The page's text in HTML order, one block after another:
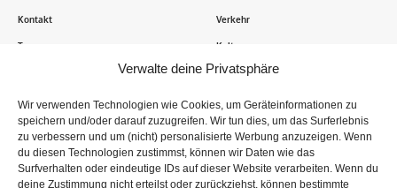
Verwalte deine Privatsphäre
Wir verwenden Technologien wie Cookies, um Geräteinformationen zu
speichern und/oder darauf zuzugreifen. Wir tun dies, um das Surferlebnis
zu verbessern und um (nicht) personalisierte Werbung anzuzeigen. Wenn
du diesen Technologien zustimmst, können wir Daten wie das
Surfverhalten oder eindeutige IDs auf dieser Website verarbeiten. Wenn du
deine Zustimmung nicht erteilst oder zurückziehst, können bestimmte
Kontakt
Transparenz
Verkehr
Kultur
Tausende Stolberger sind bereits dabei! Du sendest uns
Informationen, Bilder und Erlebnisse aus der Kupferstadt – Wir
recherchieren, sammeln Informationen und berichten!